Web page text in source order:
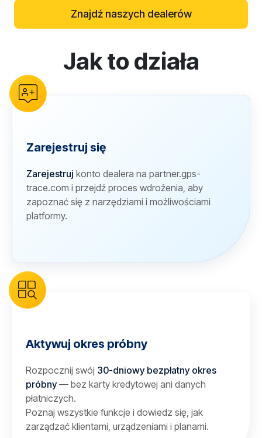
Znajdź naszych dealerów
reCAPTCHA verificationJak to działa
Zarejestruj się
Zarejestruj konto dealera na partner.gps-
trace.com i przejdź proces wdrożenia, aby
zapoznać się z narzędziami i możliwościami
platformy.
Aktywuj okres próbny
Rozpocznij swój 30-dniowy bezpłatny okres
próbny— bez karty kredytowej ani danych
płatniczych.
Poznaj wszystkie funkcje i dowiedz się, jak
zarządzać klientami, urządzeniami i planami.